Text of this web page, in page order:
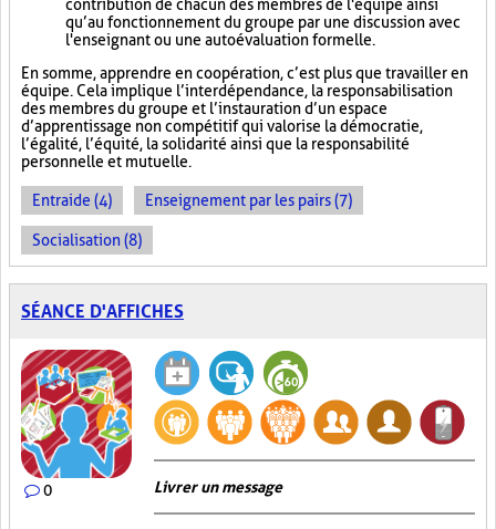
contribution de chacun des membres de l'équipe ainsi
qu’au fonctionnement du groupe par une discussion avec
l'enseignant ou une autoévaluation formelle.
En somme, apprendre en coopération, c’est plus que travailler en
équipe. Cela implique l’interdépendance, la responsabilisation
des membres du groupe et l’instauration d’un espace
d’apprentissage non compétitif qui valorise la démocratie,
l’égalité, l’équité, la solidarité ainsi que la responsabilité
personnelle et mutuelle.
Entraide (4) Enseignement par les pairs (7)
Socialisation (8)
SÉANCE D'AFFICHES
0 Livrer un message